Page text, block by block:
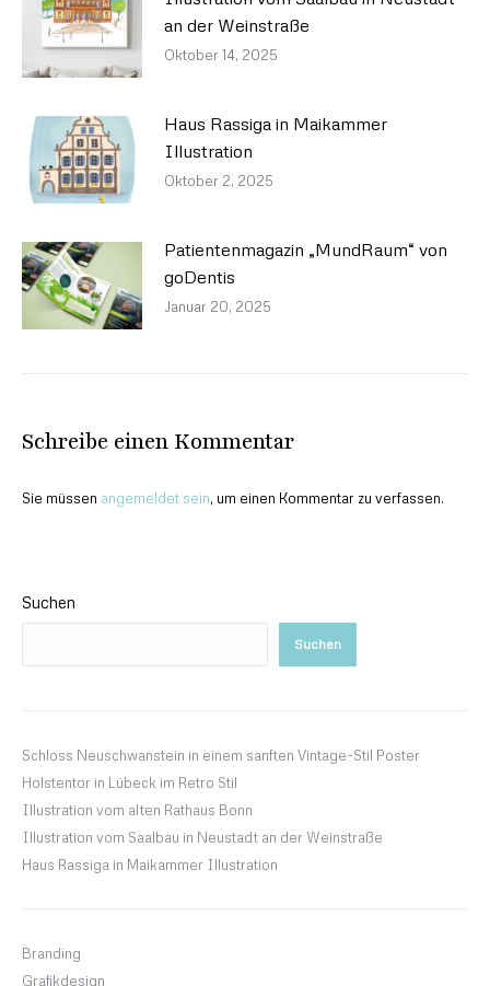
an der Weinstraße
Oktober 14, 2025
Haus Rassiga in Maikammer
Illustration
Oktober 2, 2025
Patientenmagazin „MundRaum“ von
goDentis
Januar 20, 2025
Schreibe einen Kommentar
Sie müssen angemeldet sein, um einen Kommentar zu verfassen.
Suchen
Suchen
Schloss Neuschwanstein in einem sanften Vintage-Stil Poster
Holstentor in Lübeck im Retro Stil
Illustration vom alten Rathaus Bonn
Illustration vom Saalbau in Neustadt an der Weinstraße
Haus Rassiga in Maikammer Illustration
Branding
Grafikdesign